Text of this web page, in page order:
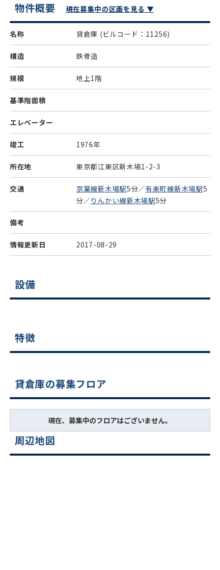
物件概要 現在募集中の区画を見る ▼
名称 貸倉庫 (ビルコード：11256)
構造 鉄骨造
規模 地上1階
基準階面積
エレベーター
竣工 1976年
所在地 東京都江東区新木場1-2-3
交通 京葉線新木場駅5分／有楽町線新木場駅5
分／りんかい線新木場駅5分
備考
情報更新日 2017-08-29
設備
特徴
貸倉庫の募集フロア
現在、募集中のフロアはございません。
周辺地図